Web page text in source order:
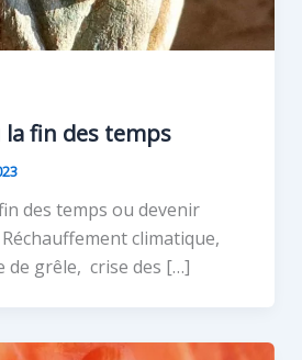
la fin des temps
des temps ou devenir
climatique,
de grêle, crise des […]